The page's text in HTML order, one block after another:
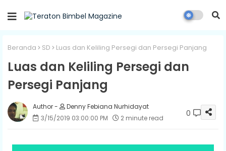
Beranda SD Luas dan Keliling Persegi dan Persegi Panjang
Luas dan Keliling Persegi dan
Persegi Panjang
Denny Febiana Nurhidayat
3/15/2019 03:00:00 PM
2 minute read 0